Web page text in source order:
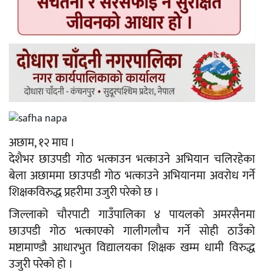
अछाम, १२ माघ ।
देशैभर छाउपडी गोठ भत्काउन भत्काउने अभियान चलिरहेका
बेला अछाममा छाउपडी गोठ भत्काउने अभियानमा अवरोध गर्ने
शिक्षकविरुद्ध प्रहरीमा उजुरी परेको छ ।
जिल्लाको चौरपाटी गाउँपालिका ४ पायलको अमरसैनमा
छाउपडी गोठ भत्काएको गालीगलौच गर्ने सोही ठाउँको
मष्टामाण्डौ आधारभुत विद्यालयका शिक्षक खम्म धामी विरुद्ध
उजुरी परेको हो ।